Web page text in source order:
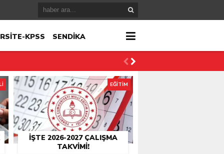
KPSS SENDİKA
İŞTE 2026-2027 ÇALIŞMA
TAKVIMI!
EĞİTİM